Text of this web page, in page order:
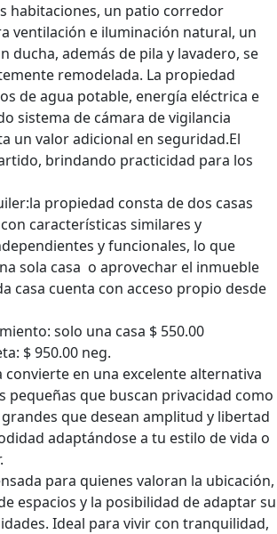
habitaciones, un patio corredor
ventilación e iluminación natural, un
ducha, además de pila y lavadero, se
remodelada. La propiedad
de agua potable, energía eléctrica e
sistema de cámara de vigilancia
un valor adicional en seguridad.El
brindando practicidad para los
propiedad consta de dos casas
características similares y
y funcionales, lo que
sola casa o aprovechar el inmueble
casa cuenta con acceso propio desde
solo una casa $ 550.00
$ 950.00 neg.
convierte en una excelente alternativa
pequeñas que buscan privacidad como
que desean amplitud y libertad
adaptándose a tu estilo de vida o
para quienes valoran la ubicación,
espacios y la posibilidad de adaptar su
Ideal para vivir con tranquilidad,